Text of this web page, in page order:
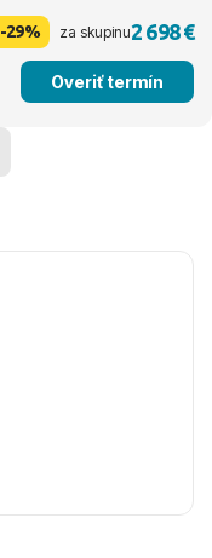
-29% za skupinu2 698 €
Overiť termín